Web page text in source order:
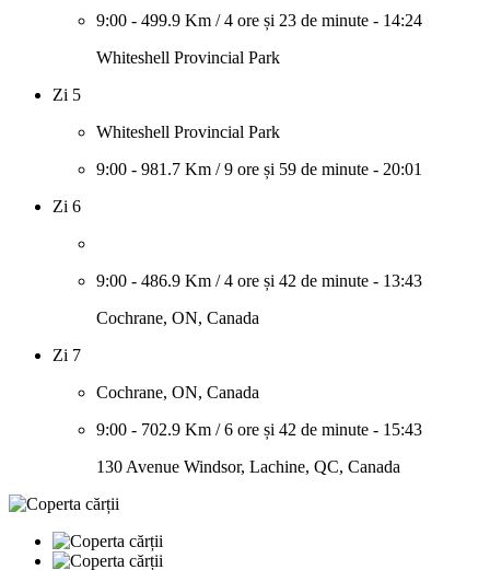
9:00 - 499.9 Km /4 ore și 23 de minute - 14:24
Whiteshell Provincial Park
Zi 5
Whiteshell Provincial Park
9:00 - 981.7 Km /9 ore și 59 de minute - 20:01
Zi 6
9:00 - 486.9 Km /4 ore și 42 de minute - 13:43
Cochrane, ON, Canada
Zi 7
Cochrane, ON, Canada
9:00 - 702.9 Km /6 ore și 42 de minute - 15:43
130 Avenue Windsor, Lachine, QC, Canada